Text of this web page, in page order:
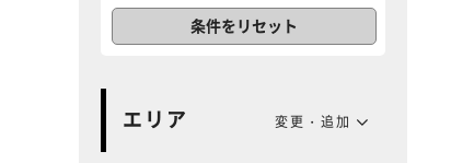
条件をリセット
エリア 変更・追加